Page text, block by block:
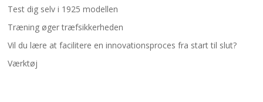
Test dig selv i 1925 modellen
Træning øger træfsikkerheden
Vil du lære at facilitere en innovationsproces fra start til slut?
Værktøj